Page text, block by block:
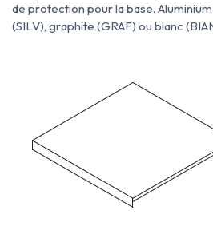
de protection pour la base.
(SILV), graphite (GRAF) ou blanc